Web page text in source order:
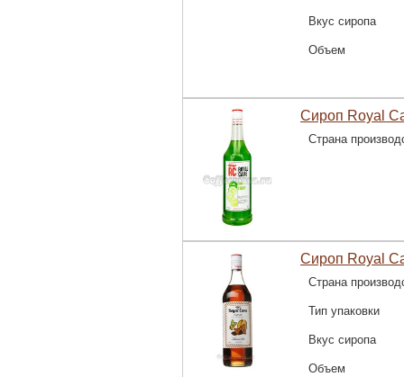
Вкус сиропа
Объем
Сироп Royal
Страна
Сироп Royal
Страна
Тип упаковки
Вкус сиропа
Объем